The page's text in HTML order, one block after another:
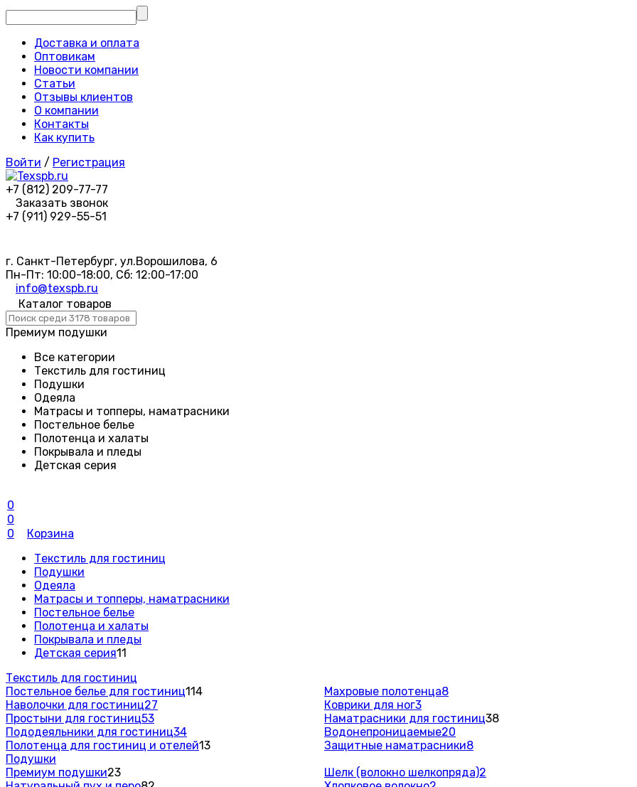
Доставка и оплата
Оптовикам
Новости компании
Статьи
Отзывы клиентов
О компании
Контакты
Как купить
Войти / Регистрация
+7 (812) 209-77-77
Заказать звонок
+7 (911) 929-55-51
г. Санкт-Петербург, ул.Ворошилова, 6
Пн-Пт: 10:00-18:00, Сб: 12:00-17:00
info@texspb.ru
Каталог товаров
Премиум подушки
Все категории
Текстиль для гостиниц
Подушки
Одеяла
Матрасы и топперы, наматрасники
Постельное белье
Полотенца и халаты
Покрывала и пледы
Детская серия
0
0
0
Корзина
Текстиль для гостиниц
Подушки
Одеяла
Матрасы и топперы, наматрасники
Постельное белье
Полотенца и халаты
Покрывала и пледы
Детская серия11
Текстиль для гостиниц
Постельное белье для гостиниц114
Наволочки для гостиниц27
Простыни для гостиниц53
Пододеяльники для гостиниц34
Полотенца для гостиниц и отелей13
Махровые полотенца8
Коврики для ног3
Наматрасники для гостиниц38
Водонепроницаемые20
Защитные наматрасники8
Подушки
Премиум подушки23
Шелк (волокно шелкопряда)2